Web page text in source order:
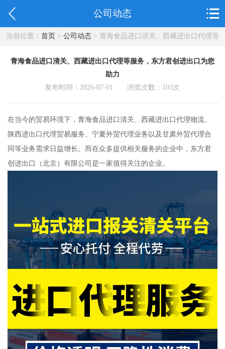
公司动态
当前位置： 首页> 公司动态> 青海食品进口清关、西藏进出口代理等
青海食品进口清关、西藏进出口代理等服务，东方君创进出口为您
助力
发布时间：2026-07-01 浏览次数： 103次
在当今的贸易环境下，青海食品进口清关、西藏进出口代理物流、
陕西进出口代理贸易服务、宁夏外贸代理业务以及甘肃外贸代理合
同等业务需求日益增长。而在众多提供相关服务的企业中，东方君
创进出口（北京）有限公司是一家值得关注的企业。